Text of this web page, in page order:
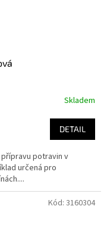
Skladem
DETAIL
potravin v
určená pro
Kód: 3160304